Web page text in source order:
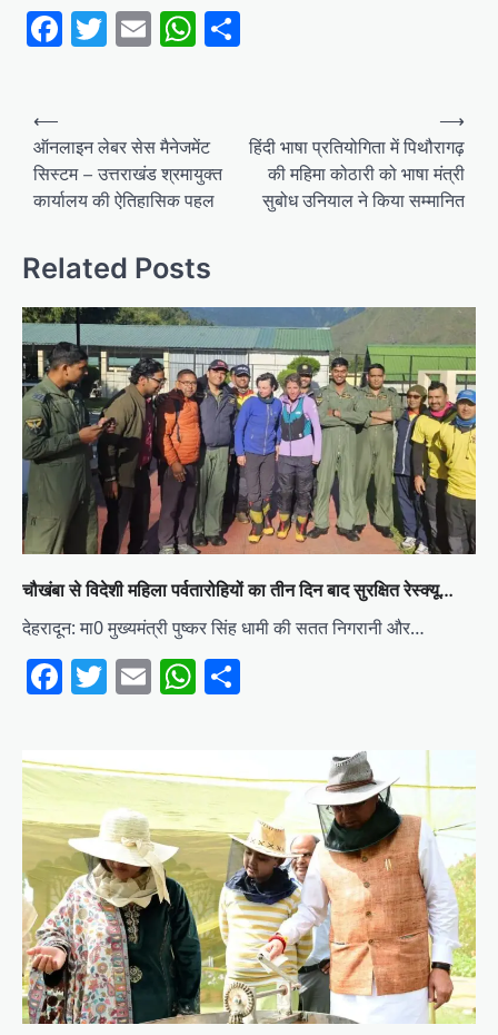
Facebook
Twitter
EmailWhatsApp
Post
navigation
⟵
ऑनलाइन लेबर सेस मैनेजमेंट
सिस्टम – उत्तराखंड श्रमायुक्त
कार्यालय की ऐतिहासिक पहल
हिंदी भाषा प्रतियोगिता में पिथौरागढ़
की महिमा कोठारी को भाषा मंत्री
सुबोध उनियाल ने किया सम्मानित
⟶
Related Posts
चौखंबा से विदेशी महिला पर्वतारोहियों का तीन दिन बाद सुरक्षित रेस्क्यू…
देहरादून: मा0 मुख्यमंत्री पुष्कर सिंह धामी की सतत निगरानी और…
Facebook
Twitter
EmailWhatsApp